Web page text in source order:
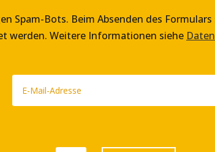
Spam-Bots. Beim Absenden des
werden. Weitere Informationen siehe